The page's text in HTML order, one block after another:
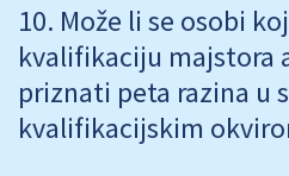
Može li se osobi
kvalifikaciju majstora
priznati peta razina u
kvalifikacijskim